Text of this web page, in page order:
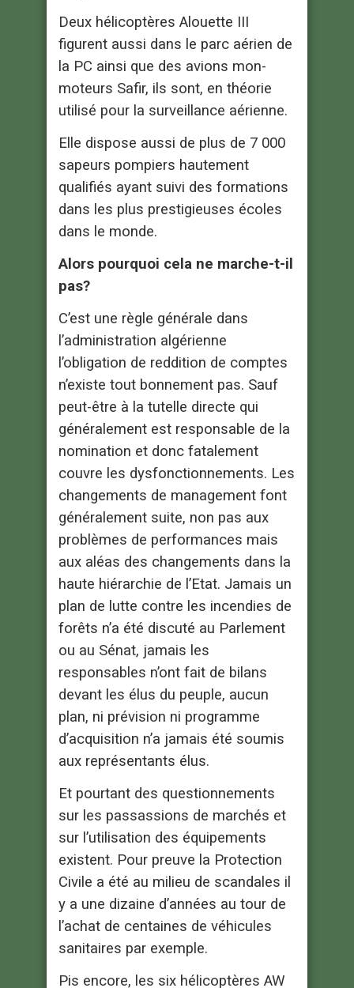
Deux hélicoptères Alouette III
figurent aussi dans le parc aérien de
la PC ainsi que des avions mon-
moteurs Safir, ils sont, en théorie
utilisé pour la surveillance aérienne.
Elle dispose aussi de plus de 7 000
sapeurs pompiers hautement
qualifiés ayant suivi des formations
dans les plus prestigieuses écoles
dans le monde.
Alors pourquoi cela ne marche-t-il
pas?
C’est une règle générale dans
l’administration algérienne
l’obligation de reddition de comptes
n’existe tout bonnement pas. Sauf
peut-être à la tutelle directe qui
généralement est responsable de la
nomination et donc fatalement
couvre les dysfonctionnements. Les
changements de management font
généralement suite, non pas aux
problèmes de performances mais
aux aléas des changements dans la
haute hiérarchie de l’Etat. Jamais un
plan de lutte contre les incendies de
forêts n’a été discuté au Parlement
ou au Sénat, jamais les
responsables n’ont fait de bilans
devant les élus du peuple, aucun
plan, ni prévision ni programme
d’acquisition n’a jamais été soumis
aux représentants élus.
Et pourtant des questionnements
sur les passassions de marchés et
sur l’utilisation des équipements
existent. Pour preuve la Protection
Civile a été au milieu de scandales il
y a une dizaine d’années au tour de
l’achat de centaines de véhicules
sanitaires par exemple.
Pis encore, les six hélicoptères AW